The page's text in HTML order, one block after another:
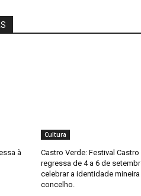
à
Cultura
Castro Verde: Festival
regressa de 4 a 6 de
celebrar a identidade
concelho.